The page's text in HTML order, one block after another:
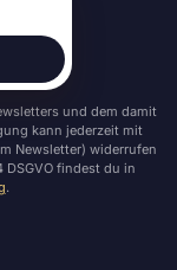
und dem damit
kann jederzeit mit
Newsletter) widerrufen
DSGVO findest du in
.